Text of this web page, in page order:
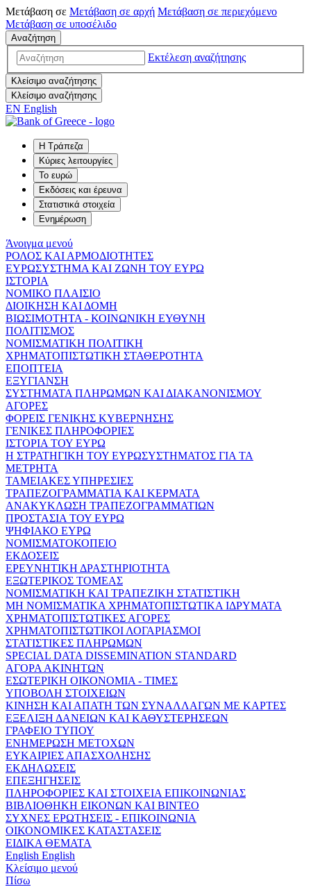
Μετάβαση σε Μετάβαση σε αρχή Μετάβαση σε περιεχόμενο
Μετάβαση σε υποσέλιδο
Αναζήτηση
Εκτέλεση αναζήτησης
Κλείσιμο αναζήτησης
Κλείσιμο αναζήτησης
EN English
Η Τράπεζα
Κύριες λειτουργίες
Το ευρώ
Εκδόσεις και έρευνα
Στατιστικά στοιχεία
Ενημέρωση
Άνοιγμα μενού
ΡΟΛΟΣ ΚΑΙ ΑΡΜΟΔΙΟΤΗΤΕΣ
ΕΥΡΩΣΥΣΤΗΜΑ ΚΑΙ ΖΩΝΗ ΤΟΥ ΕΥΡΩ
ΙΣΤΟΡΙΑ
ΝΟΜΙΚΟ ΠΛΑΙΣΙΟ
ΔΙΟΙΚΗΣΗ ΚΑΙ ΔΟΜΗ
ΒΙΩΣΙΜΟΤΗΤΑ - ΚΟΙΝΩΝΙΚΗ ΕΥΘΥΝΗ
ΠΟΛΙΤΙΣΜΟΣ
ΝΟΜΙΣΜΑΤΙΚΗ ΠΟΛΙΤΙΚΗ
ΧΡΗΜΑΤΟΠΙΣΤΩΤΙΚΗ ΣΤΑΘΕΡΟΤΗΤΑ
ΕΠΟΠΤΕΙΑ
ΕΞΥΓΙΑΝΣΗ
ΣΥΣΤΗΜΑΤΑ ΠΛΗΡΩΜΩΝ ΚΑΙ ΔΙΑΚΑΝΟΝΙΣΜΟΥ
ΑΓΟΡΕΣ
ΦΟΡΕΙΣ ΓΕΝΙΚΗΣ ΚΥΒΕΡΝΗΣΗΣ
ΓΕΝΙΚΕΣ ΠΛΗΡΟΦΟΡΙΕΣ
ΙΣΤΟΡΙΑ ΤΟΥ ΕΥΡΩ
Η ΣΤΡΑΤΗΓΙΚΗ ΤΟΥ ΕΥΡΩΣΥΣΤΗΜΑΤΟΣ ΓΙΑ ΤΑ
ΜΕΤΡΗΤΑ
ΤΑΜΕΙΑΚΕΣ ΥΠΗΡΕΣΙΕΣ
ΤΡΑΠΕΖΟΓΡΑΜΜΑΤΙΑ ΚΑΙ ΚΕΡΜΑΤΑ
ΑΝΑΚΥΚΛΩΣΗ ΤΡΑΠΕΖΟΓΡΑΜΜΑΤΙΩΝ
ΠΡΟΣΤΑΣΙΑ ΤΟΥ ΕΥΡΩ
ΨΗΦΙΑΚΟ ΕΥΡΩ
ΝΟΜΙΣΜΑΤΟΚΟΠΕΙΟ
ΕΚΔΟΣΕΙΣ
ΕΡΕΥΝΗΤΙΚΗ ΔΡΑΣΤΗΡΙΟΤΗΤΑ
ΕΞΩΤΕΡΙΚΟΣ ΤΟΜΕΑΣ
ΝΟΜΙΣΜΑΤΙΚΗ ΚΑΙ ΤΡΑΠΕΖΙΚΗ ΣΤΑΤΙΣΤΙΚΗ
ΜΗ ΝΟΜΙΣΜΑΤΙΚΑ ΧΡΗΜΑΤΟΠΙΣΤΩΤΙΚΑ ΙΔΡΥΜΑΤΑ
ΧΡΗΜΑΤΟΠΙΣΤΩΤΙΚΕΣ ΑΓΟΡΕΣ
ΧΡΗΜΑΤΟΠΙΣΤΩΤΙΚΟΙ ΛΟΓΑΡΙΑΣΜΟΙ
ΣΤΑΤΙΣΤΙΚΕΣ ΠΛΗΡΩΜΩΝ
SPECIAL DATA DISSEMINATION STANDARD
ΑΓΟΡΑ ΑΚΙΝΗΤΩΝ
ΕΣΩΤΕΡΙΚΗ ΟΙΚΟΝΟΜΙΑ - ΤΙΜΕΣ
ΥΠΟΒΟΛΗ ΣΤΟΙΧΕΙΩΝ
ΚΙΝΗΣΗ ΚΑΙ ΑΠΑΤΗ ΤΩΝ ΣΥΝΑΛΛΑΓΩΝ ΜΕ ΚΑΡΤΕΣ
ΕΞΕΛΙΞΗ ΔΑΝΕΙΩΝ ΚΑΙ ΚΑΘΥΣΤΕΡΗΣΕΩΝ
ΓΡΑΦΕΙΟ ΤΥΠΟΥ
ΕΝΗΜΕΡΩΣΗ ΜΕΤΟΧΩΝ
ΕΥΚΑΙΡΙΕΣ ΑΠΑΣΧΟΛΗΣΗΣ
ΕΚΔΗΛΩΣΕΙΣ
ΕΠΕΞΗΓΗΣΕΙΣ
ΠΛΗΡΟΦΟΡΙΕΣ ΚΑΙ ΣΤΟΙΧΕΙΑ ΕΠΙΚΟΙΝΩΝΙΑΣ
ΒΙΒΛΙΟΘΗΚΗ ΕΙΚΟΝΩΝ ΚΑΙ ΒΙΝΤΕΟ
ΣΥΧΝΕΣ ΕΡΩΤΗΣΕΙΣ - ΕΠΙΚΟΙΝΩΝΙΑ
ΟΙΚΟΝΟΜΙΚΕΣ ΚΑΤΑΣΤΑΣΕΙΣ
ΕΙΔΙΚΑ ΘΕΜΑΤΑ
English English
Κλείσιμο μενού
Πίσω